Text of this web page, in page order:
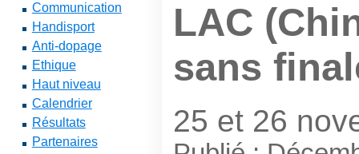
Communication
Handisport
Anti-dopage
Ethique
Haut niveau
Calendrier
Résultats
Partenaires
LAC
sans
25 et 26